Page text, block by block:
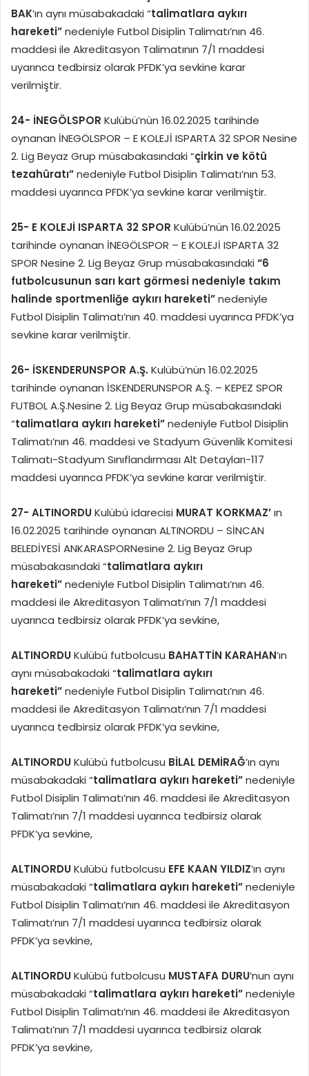
BAK’ın aynı müsabakadaki “talimatlara aykırı
hareketi”nedeniyle Futbol Disiplin Talimatı’nın 46.
maddesi ile Akreditasyon Talimatının 7/1 maddesi
uyarınca tedbirsiz olarak PFDK’ya sevkine karar
verilmiştir.
24- İNEGÖLSPOR Kulübü’nün 16.02.2025 tarihinde
oynanan İNEGÖLSPOR – E KOLEJİ ISPARTA 32 SPOR Nesine
2. Lig Beyaz Grup müsabakasındaki “çirkin ve kötü
tezahüratı”nedeniyle Futbol Disiplin Talimatı’nın 53.
maddesi uyarınca PFDK’ya sevkine karar verilmiştir.
25- E KOLEJİ ISPARTA 32 SPOR Kulübü’nün 16.02.2025
tarihinde oynanan İNEGÖLSPOR – E KOLEJİ ISPARTA 32
SPOR Nesine 2. Lig Beyaz Grup müsabakasındaki“6
futbolcusunun sarı kart görmesi nedeniyle takım
halinde sportmenliğe aykırı hareketi”nedeniyle
Futbol Disiplin Talimatı’nın 40. maddesi uyarınca PFDK’ya
sevkine karar verilmiştir.
26- İSKENDERUNSPOR A.Ş. Kulübü’nün 16.02.2025
tarihinde oynanan İSKENDERUNSPOR A.Ş. – KEPEZ SPOR
FUTBOL A.Ş.Nesine 2. Lig Beyaz Grup müsabakasındaki
“talimatlara aykırı hareketi”nedeniyle Futbol Disiplin
Talimatı’nın 46. maddesi ve Stadyum Güvenlik Komitesi
Talimatı-Stadyum Sınıflandırması Alt Detayları-117
maddesi uyarınca PFDK’ya sevkine karar verilmiştir.
27- ALTINORDUKulübü idarecisi MURAT KORKMAZ’ın
16.02.2025 tarihinde oynanan ALTINORDU – SİNCAN
BELEDİYESİ ANKARASPORNesine 2. Lig Beyaz Grup
müsabakasındaki “talimatlara aykırı
hareketi”nedeniyle Futbol Disiplin Talimatı’nın 46.
maddesi ile Akreditasyon Talimatı’nın 7/1 maddesi
uyarınca tedbirsiz olarak PFDK’ya sevkine,
ALTINORDUKulübü futbolcusu BAHATTİN KARAHAN’ın
aynı müsabakadaki “talimatlara aykırı
hareketi”nedeniyle Futbol Disiplin Talimatı’nın 46.
maddesi ile Akreditasyon Talimatı’nın 7/1 maddesi
uyarınca tedbirsiz olarak PFDK’ya sevkine,
ALTINORDUKulübü futbolcusu BİLAL DEMİRAĞ’ın aynı
müsabakadaki “talimatlara aykırı hareketi”nedeniyle
Futbol Disiplin Talimatı’nın 46. maddesi ile Akreditasyon
Talimatı’nın 7/1 maddesi uyarınca tedbirsiz olarak
PFDK’ya sevkine,
ALTINORDUKulübü futbolcusu EFE KAAN YILDIZ’ın aynı
müsabakadaki “talimatlara aykırı hareketi”nedeniyle
Futbol Disiplin Talimatı’nın 46. maddesi ile Akreditasyon
Talimatı’nın 7/1 maddesi uyarınca tedbirsiz olarak
PFDK’ya sevkine,
ALTINORDUKulübü futbolcusu MUSTAFA DURU’nun aynı
müsabakadaki “talimatlara aykırı hareketi”nedeniyle
Futbol Disiplin Talimatı’nın 46. maddesi ile Akreditasyon
Talimatı’nın 7/1 maddesi uyarınca tedbirsiz olarak
PFDK’ya sevkine,